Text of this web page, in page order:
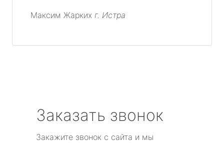
Максим Жарких г. Истра
Заказать звонок
Закажите звонок с сайта и мы